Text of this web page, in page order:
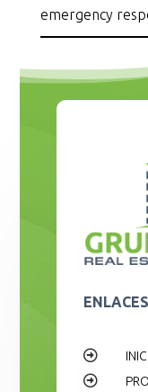
emergency

